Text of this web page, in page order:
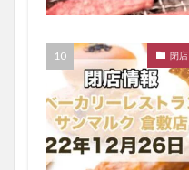
閉店